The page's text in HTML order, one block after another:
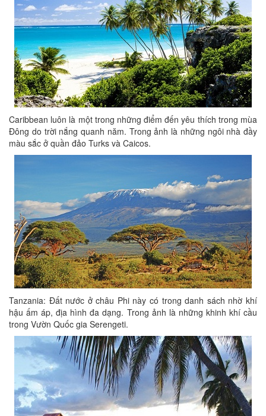
Caribbean luôn là một trong những điểm đến yêu thích trong mùa
Đông do trời nắng quanh năm. Trong ảnh là những ngôi nhà đầy
màu sắc ở quần đảo Turks và Caicos.
Tanzania: Đất nước ở châu Phi này có trong danh sách nhờ khí
hậu ấm áp, địa hình đa dạng. Trong ảnh là những khinh khí cầu
trong Vườn Quốc gia Serengeti.